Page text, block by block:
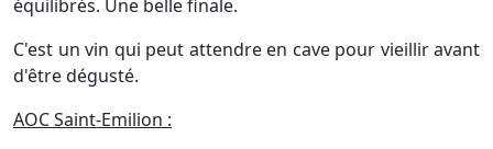
équilibrés. Une belle finale.
C'est un vin qui peut attendre en cave pour vieillir avant
d'être dégusté.
AOC Saint-Emilion :